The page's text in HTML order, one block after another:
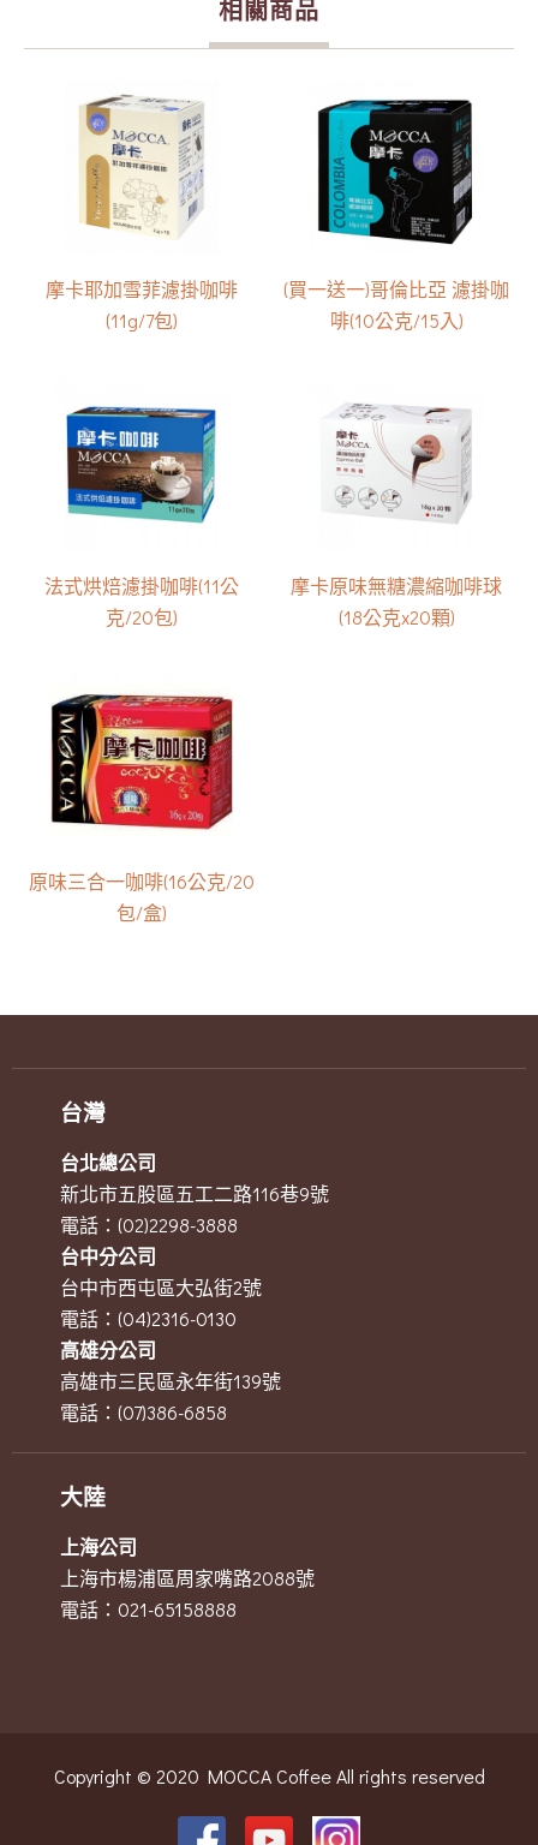
相關商品
摩卡耶加雪菲濾掛咖啡
(11g/7包)
(買一送一)哥倫比亞 濾掛咖
啡(10公克/15入)
法式烘焙濾掛咖啡(11公
克/20包)
摩卡原味無糖濃縮咖啡球
(18公克x20顆)
原味三合一咖啡(16公克/20
包/盒)
台灣
台北總公司
新北市五股區五工二路116巷9號
電話：(02)2298-3888
台中分公司
台中市西屯區大弘街2號
電話：(04)2316-0130
高雄分公司
高雄市三民區永年街139號
電話：(07)386-6858
大陸
上海公司
上海市楊浦區周家嘴路2088號
電話：021-65158888
Copyright © 2020 MOCCA Coffee All rights reserved